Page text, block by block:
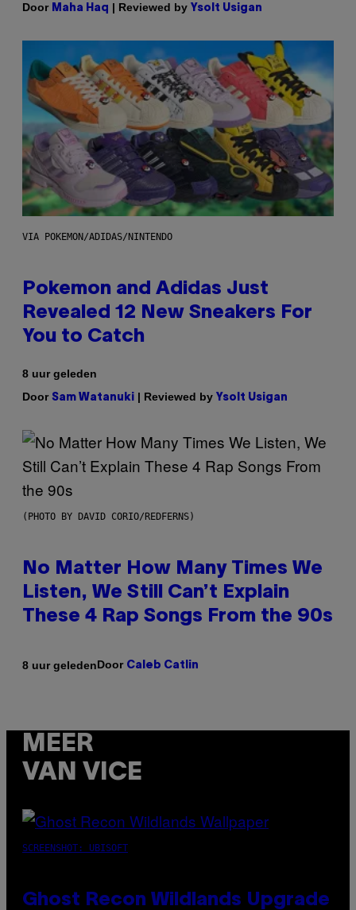
Door Maha Haq | Reviewed by Ysolt Usigan
VIA POKEMON/ADIDAS/NINTENDO
Pokemon and Adidas Just
Revealed 12 New Sneakers For
You to Catch
8 uur geleden
Door Sam Watanuki | Reviewed by Ysolt Usigan
(PHOTO BY DAVID CORIO/REDFERNS)
No Matter How Many Times We
Listen, We Still Can’t Explain
These 4 Rap Songs From the 90s
8 uur geledenDoor Caleb Catlin
MEER
VAN VICE
SCREENSHOT: UBISOFT
Ghost Recon Wildlands Upgrade